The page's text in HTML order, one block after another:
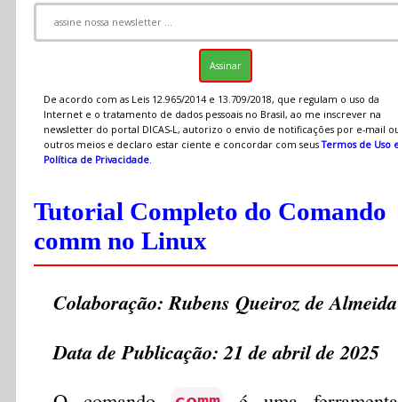
De acordo com as Leis 12.965/2014 e 13.709/2018, que regulam o uso da
Internet e o tratamento de dados pessoais no Brasil, ao me inscrever na
newsletter do portal DICAS-L, autorizo o envio de notificações por e-mail
outros meios e declaro estar ciente e concordar com seusTermos de Uso
Política de Privacidade.
Tutorial Completo do Comando
comm no Linux
Colaboração: Rubens Queiroz de Almeida
Data de Publicação: 21 de abril de 2025